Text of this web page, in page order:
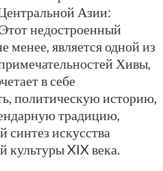
Азии:
недостроенный
менее, является одной из
Хивы,
в себе
политическую историю,
традицию,
синтез искусства
культуры XIX века.